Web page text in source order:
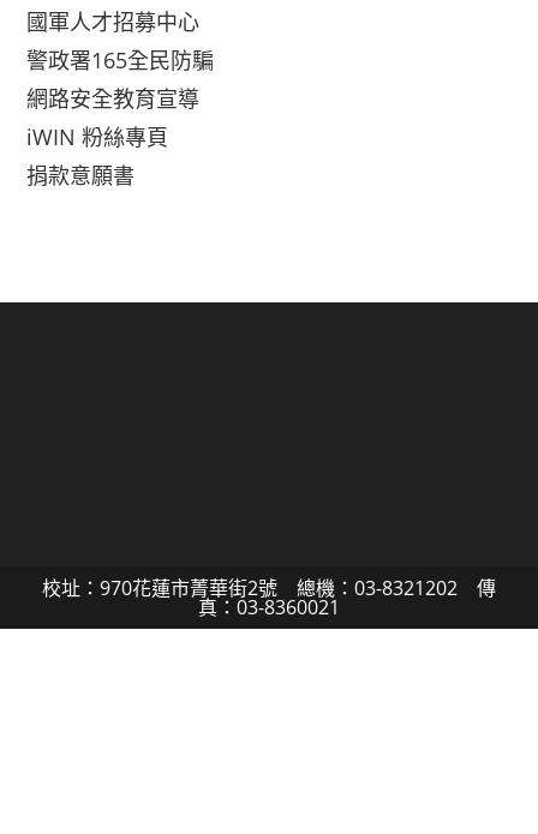
國軍人才招募中心
警政署165全民防騙
網路安全教育宣導
iWIN 粉絲專頁
捐款意願書
校址：970花蓮市菁華街2號 總機：03-8321202 傳
真：03-8360021